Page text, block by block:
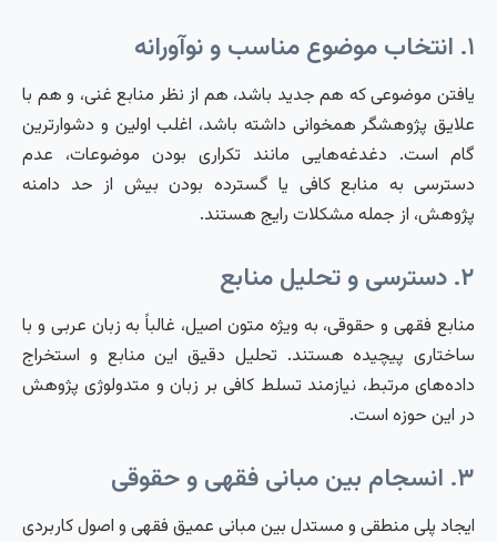
۱. انتخاب موضوع مناسب و نوآورانه
یافتن موضوعی که هم جدید باشد، هم از نظر منابع غنی، و هم با
علایق پژوهشگر همخوانی داشته باشد، اغلب اولین و دشوارترین
گام است. دغدغه‌هایی مانند تکراری بودن موضوعات، عدم
دسترسی به منابع کافی یا گسترده بودن بیش از حد دامنه
پژوهش، از جمله مشکلات رایج هستند.
۲. دسترسی و تحلیل منابع
منابع فقهی و حقوقی، به ویژه متون اصیل، غالباً به زبان عربی و با
ساختاری پیچیده هستند. تحلیل دقیق این منابع و استخراج
داده‌های مرتبط، نیازمند تسلط کافی بر زبان و متدولوژی پژوهش
در این حوزه است.
۳. انسجام بین مبانی فقهی و حقوقی
ایجاد پلی منطقی و مستدل بین مبانی عمیق فقهی و اصول کاربردی